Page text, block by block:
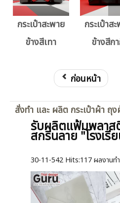
กระเป๋าสะพาย
ข้างสีเทา
กระเป๋าส
ข้างสีก
ก่อนหน้า
สั่งทำ และ ผลิต กระเป๋าผ้า ถุ
รับผลิตแฟ้มพลาส
สกรีนลาย "โรงเรี
30-11-542 Hits:117 ผลงานท